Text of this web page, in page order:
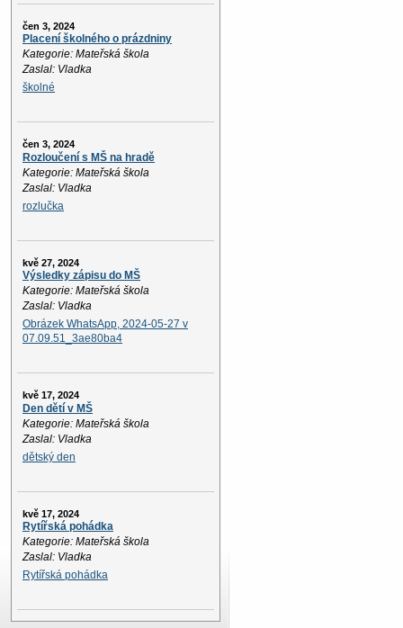
čen 3, 2024
Placení školného o prázdniny
Kategorie: Mateřská škola
Zaslal: Vladka
školné
čen 3, 2024
Rozloučení s MŠ na hradě
Kategorie: Mateřská škola
Zaslal: Vladka
rozlučka
kvě 27, 2024
Výsledky zápisu do MŠ
Kategorie: Mateřská škola
Zaslal: Vladka
Obrázek WhatsApp, 2024-05-27 v
07.09.51_3ae80ba4
kvě 17, 2024
Den dětí v MŠ
Kategorie: Mateřská škola
Zaslal: Vladka
dětský den
kvě 17, 2024
Rytířská pohádka
Kategorie: Mateřská škola
Zaslal: Vladka
Rytířská pohádka